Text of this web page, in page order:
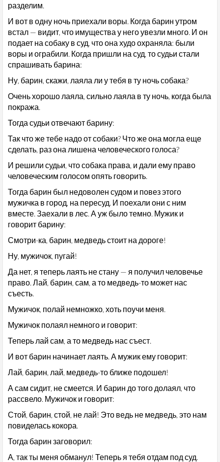
разделим.
И вот в одну ночь приехали воры. Когда барин утром
встал — видит, что имущества у него увезли много. И он
подает на собаку в суд, что она худо охраняла: были
воры и ограбили. Когда пришли на суд, то судьи стали
спрашивать барина:
Ну, барин, скажи, лаяла ли у тебя в ту ночь собака?
Очень хорошо лаяла, сильно лаяла в ту ночь, когда была
покража.
Тогда судьи отвечают барину:
Так что же тебе надо от собаки? Что же она могла еще
сделать, раз она лишена человеческого голоса?
И решили судьи, что собака права, и дали ему право
человеческим голосом опять говорить.
Тогда барин был недоволен судом и повез этого
мужичка в город, на пересуд. И поехали они с ним
вместе. Заехали в лес. А уж было темно. Мужик и
говорит барину:
Смотри-ка, барин, медведь стоит на дороге!
Ну, мужичок, пугай!
Да нет, я теперь лаять не стану — я получил человечье
право. Лай, барин, сам, а то медведь-то может нас
съесть.
Мужичок, полай немножко, хоть поучи меня.
Мужичок полаял немного и говорит:
Теперь лай сам, а то медведь нас съест.
И вот барин начинает лаять. А мужик ему говорит:
Лай, барин, лай, медведь-то ближе подошел!
А сам сидит, не смеется. И барин до того долаял, что
рассвело. Мужичок и говорит:
Стой, барин, стой, не лай! Это ведь не медведь, это нам
повиделась кокора.
Тогда барин заговорил:
А, так ты меня обманул! Теперь я тебя отдам под суд.